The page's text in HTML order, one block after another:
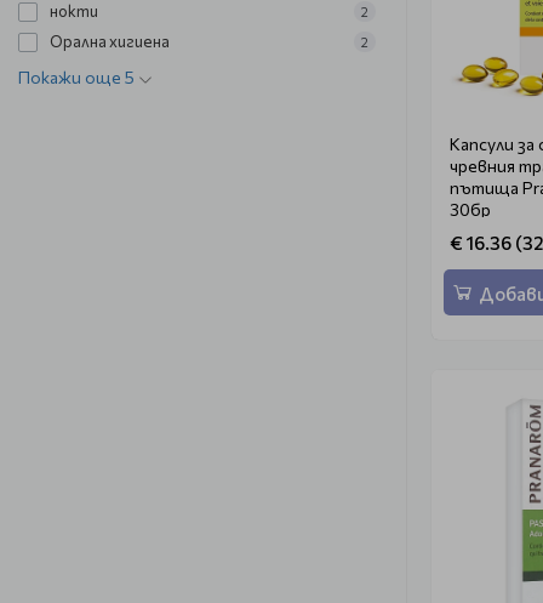
нокти 2
Орална хигиена 2
Покажи още 5
Капсули
чревния
пътища
30бр
€ 16.36